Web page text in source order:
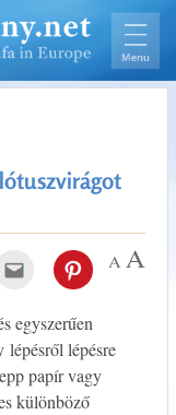
egyszerűen
lépésről lépésre
papír vagy
különböző